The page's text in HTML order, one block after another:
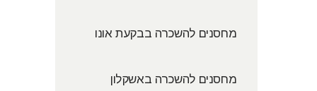
מחסנים להשכרה בבקעת אונו
מחסנים להשכרה באשקלון